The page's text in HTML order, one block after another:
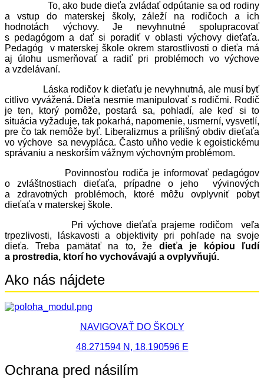
To, ako bude dieťa zvládať odpútanie sa od rodiny
a vstup do materskej školy, záleží na rodičoch a ich
hodnotách výchovy. Je nevyhnutné spolupracovať
s pedagógom a dať si poradiť v oblasti výchovy dieťaťa.
Pedagóg v materskej škole okrem starostlivosti o dieťa má
aj úlohu usmerňovať a radiť pri problémoch vo výchove
a vzdelávaní.
Láska rodičov k dieťaťu je nevyhnutná, ale musí byť
citlivo vyvážená. Dieťa nesmie manipulovať s rodičmi. Rodič
je ten, ktorý pomôže, postará sa, pohladí, ale keď si to
situácia vyžaduje, tak pokarhá, napomenie, usmerní, vysvetlí,
pre čo tak nemôže byť. Liberalizmus a prílišný obdiv dieťaťa
vo výchove sa nevypláca. Často uňho vedie k egoistickému
správaniu a neskorším vážnym výchovným problémom.
Povinnosťou rodiča je informovať pedagógov
o zvláštnostiach dieťaťa, prípadne o jeho vývinových
a zdravotných problémoch, ktoré môžu ovplyvniť pobyt
dieťaťa v materskej škole.
Pri výchove dieťaťa prajeme rodičom veľa
trpezlivosti, láskavosti a objektivity pri pohľade na svoje
dieťa. Treba pamätať na to, že dieťa je kópiou ľudí
a prostredia, ktorí ho vychovávajú a ovplyvňujú.
Ako nás nájdete
NAVIGOVAŤ DO ŠKOLY
48.271594 N, 18.190596 E
Ochrana pred násilím